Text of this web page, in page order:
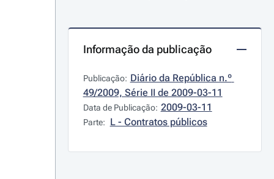
Informação da publicação
Publicação: Diário da República n.º
49/2009, Série II de 2009-03-11
Data de Publicação: 2009-03-11
Parte: L - Contratos públicos